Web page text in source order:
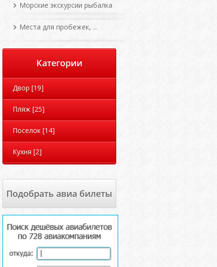
Морские экскурсии рыбалка
Места для пробежек, ...
Категории
Двор [19]
Пляж [25]
Поселок [14]
Кухня [2]
Подобрать авиа билеты